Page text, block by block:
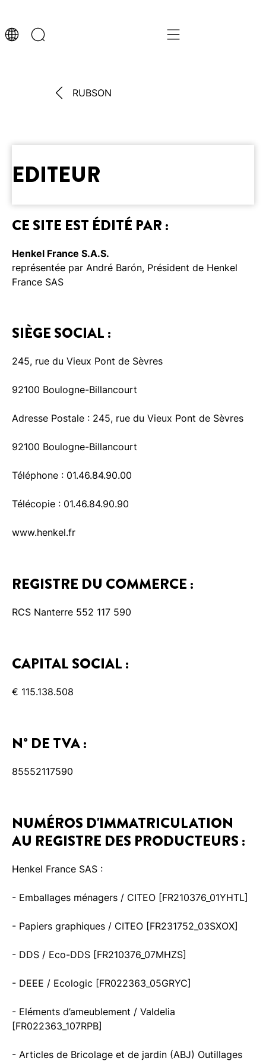
RUBSON
EDITEUR
CE SITE EST ÉDITÉ PAR :
Henkel France S.A.S.
représentée par André Barón, Président de Henkel
France SAS
SIÈGE SOCIAL :
245, rue du Vieux Pont de Sèvres
92100 Boulogne-Billancourt
Adresse Postale : 245, rue du Vieux Pont de Sèvres
92100 Boulogne-Billancourt
Téléphone : 01.46.84.90.00
Télécopie : 01.46.84.90.90
www.henkel.fr
REGISTRE DU COMMERCE :
RCS Nanterre 552 117 590
CAPITAL SOCIAL :
€ 115.138.508
N° DE TVA :
85552117590
NUMÉROS D'IMMATRICULATION
AU REGISTRE DES PRODUCTEURS :
Henkel France SAS :
- Emballages ménagers / CITEO [FR210376_01YHTL]
- Papiers graphiques / CITEO [FR231752_03SXOX]
- DDS / Eco-DDS [FR210376_07MHZS]
- DEEE / Ecologic [FR022363_05GRYC]
- Eléments d’ameublement / Valdelia
[FR022363_107RPB]
- Articles de Bricolage et de jardin (ABJ) Outillages